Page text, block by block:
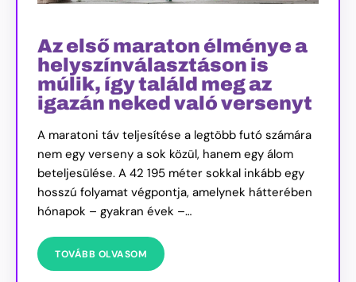
Az első maraton élménye a
helyszínválasztáson is
múlik, így találd meg az
igazán neked való versenyt
A maratoni táv teljesítése a legtöbb futó számára
nem egy verseny a sok közül, hanem egy álom
beteljesülése. A 42 195 méter sokkal inkább egy
hosszú folyamat végpontja, amelynek hátterében
hónapok – gyakran évek –…
TOVÁBB OLVASOM